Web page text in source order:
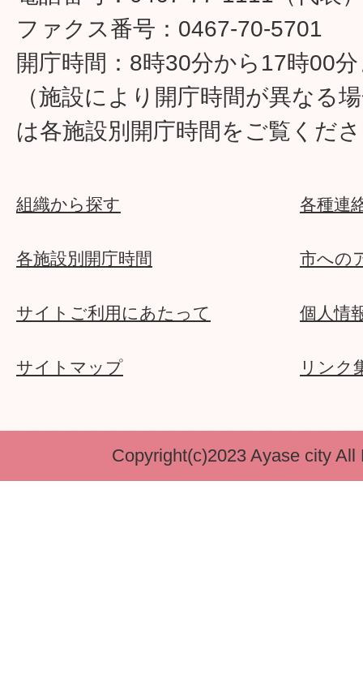
ファクス番号：0467-70-5701
開庁時間：8時30分から17時00
（施設により開庁時間が異なる
は各施設別開庁時間をご覧くだ
組織から探す 各種連
各施設別開庁時間 市への
サイトご利用にあたって 個人情
サイトマップ リンク
Copyright(c)2023 Ayase city